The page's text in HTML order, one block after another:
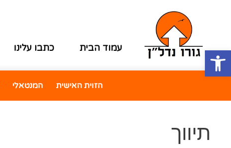
עמוד הבית כתבו עלינו
הזוית האישית המנטאלי
תיווך
פתח סרגל נגישות